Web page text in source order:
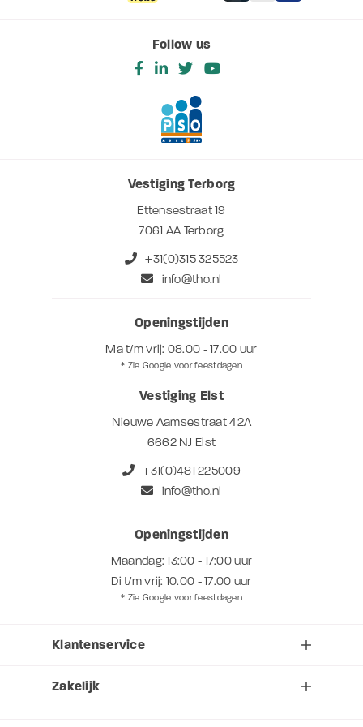
Follow us
Vestiging Terborg
Ettensestraat 19
7061 AA Terborg
+31(0)315 325523
info@tho.nl
Openingstijden
Ma t/m vrij: 08.00 - 17.00 uur
* Zie Google voor feestdagen
Vestiging Elst
Nieuwe Aamsestraat 42A
6662 NJ Elst
+31(0)481 225009
info@tho.nl
Openingstijden
Maandag: 13:00 - 17:00 uur
Di t/m vrij: 10.00 - 17.00 uur
* Zie Google voor feestdagen
Klantenservice
Zakelijk